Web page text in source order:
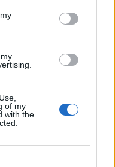
of my
with the
otočilo. Zastupitel
ztracený čas
Václav Dvořák
Krátké
něj odhalilo staré